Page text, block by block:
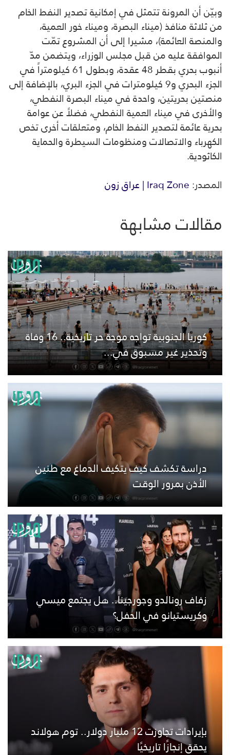
وبيّن أن المرونة تتمثل في إمكانية تصدير النفط الخام
من ثلاثة منافذ (ميناء البصرة، وميناء خور العمية،
والمنصة العائمة)، مشيرا إلى أن المشروع تمّت
الموافقة عليه من قبل مجلس الوزراء، ويتضمن مدّ
أنبوب بحري بقطر 48 عقدة، وبطول 61 كيلومتراً في
الجزء البحري و9 كيلومترات في الجزء البري، بالإضافة إلى
منصتين بحريتين، واحدة في ميناء البصرة النفطي،
والأخرى في ميناء العمية النفطي، فضلاً عن عوامة
بحرية عائمة لتصدير النفط الخام، ومتعلقات أخرى تخص
الكهرباء والاتصالات ومنظومات السيطرة والحماية
الكاثودية.
المصدر:Iraq Zone | عراق زون
مقالات مشابهة
كوريا الجنوبية تواجه موجة حر تاريخية.. 16 وفاة
وتحذير غير مسبوق في...
دراسة تكشف كيف يتكيف الدماغ مع طنين
الأذن بمرور الوقت
زفاف رونالدو وجورجينا.. هل يجتمع ميسي
وكريستيانو في الحفل؟
بإيرادات تجاوزت 12 مليار دولار.. توم هولاند
يحقق إنجازًا تاريخيًا